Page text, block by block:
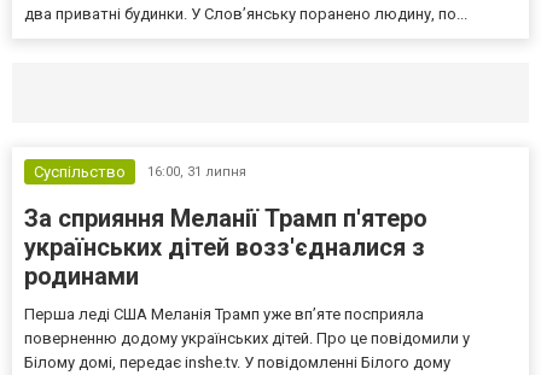
два приватні будинки. У Слов’янську поранено людину, по...
Суспільство 16:00, 31 липня
За сприяння Меланії Трамп п'ятеро
українських дітей возз'єдналися з
родинами
Перша леді США Меланія Трамп уже впʼяте посприяла
поверненню додому українських дітей. Про це повідомили у
Білому домі, передає inshe.tv. У повідомленні Білого дому